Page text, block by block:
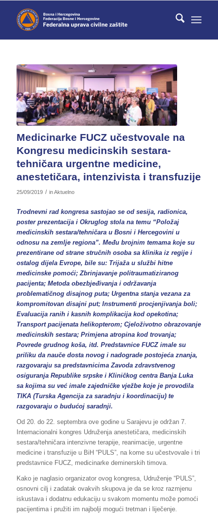
Medicinarke FUCZ učestvovale na
Kongresu medicinskih sestara-
tehničara urgentne medicine,
anestetičara, intenzivista i transfuzije
25/09/2019 / inAktuelno
Trodnevni rad kongresa sastojao se od sesija, radionica,
poster prezentacija i Okruglog stola na temu “Položaj
medicinskih sestara/tehničara u Bosni i Hercegovini u
odnosu na zemlje regiona”. Među brojnim temama koje su
prezentirane od strane stručnih osoba sa klinika iz regije i
ostalog dijela Evrope, bile su: Trijaža u službi hitne
medicinske pomoći; Zbrinjavanje politraumatiziranog
pacijenta; Metoda obezbjeđivanja i održavanja
problematičnog disajnog puta; Urgentna stanja vezana za
kompromitovan disajni put; Instrumenti procjenjivanja boli;
Evaluacija ranih i kasnih komplikacija kod opekotina;
Transport pacijenata helikopterom; Cjeloživotno obrazovanje
medicinskih sestara; Primjena atropina kod trovanja;
Povrede grudnog koša, itd. Predstavnice FUCZ imale su
priliku da nauče dosta novog i nadograde postojeća znanja,
razgovaraju sa predstavnicima Zavoda zdravstvenog
osiguranja Republike srpske i Kliničkog centra Banja Luka
sa kojima su već imale zajedničke vježbe koje je provodila
TIKA (Turska Agencija za saradnju i koordinaciju) te
razgovaraju o budućoj saradnji.
Od 20. do 22. septembra ove godine u Sarajevu je održan 7.
Internacionalni kongres Udruženja anestetičara, medicinskih
sestara/tehničara intenzivne terapije, reanimacije, urgentne
medicine i transfuzije u BiH “PULS”, na kome su učestvovale i tri
predstavnice FUCZ, medicinarke deminerskih timova.
Kako je naglasio organizator ovog kongresa, Udruženje “PULS”,
osnovni cilj i zadatak ovakvih skupova je da se kroz razmjenu
iskustava i dodatnu edukaciju u svakom momentu može pomoći
pacijentima i pružiti im najbolji mogući tretman i liječenje.